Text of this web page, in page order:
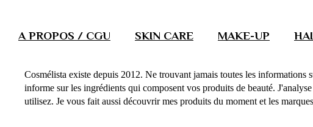
A PROPOS / CGU SKIN CARE MAKE-UP
Cosmélista existe depuis 2012. Ne trouvant jamais toutes les
informe sur les ingrédients qui composent vos produits de beauté.
utilisez. Je vous fait aussi découvrir mes produits du moment et les